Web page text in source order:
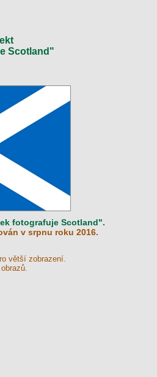
Scotland"
fotografuje Scotland".
v srpnu roku 2016.
větší zobrazení.